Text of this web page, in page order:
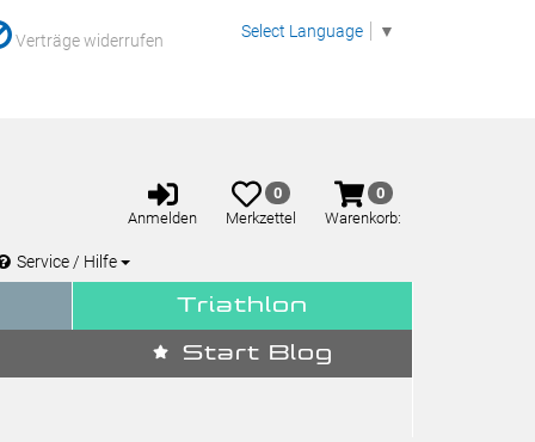
Verträge widerrufen Select Language ▼
Anmelden
Anmelden
Merkzettel
aufklappen
0
Merkzettel
Warenkorb
aufklappen
0
Warenkorb:
Service / Hilfe
Triathlon
Start Blog